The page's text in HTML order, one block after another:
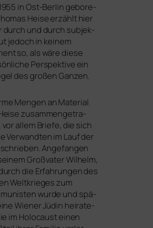
in Ost-Berlin gebo­re­
Heise erzählt hier
durch und durch sub­jek­
jedoch in kei­nem
so, als wäre die­se
Perspektive ein
des gro­ßen Ganzen.
Mengen an Material
zusam­men­ge­tra­
vor allem Briefe, die sich
Verwandten im Lauf der
Angefangen
Großvater Wilhelm,
die Erfahrungen des
Weltkrieges zum
wur­de und spä­
Wiener Jüdin hei­ra­te­
im Holocaust einen